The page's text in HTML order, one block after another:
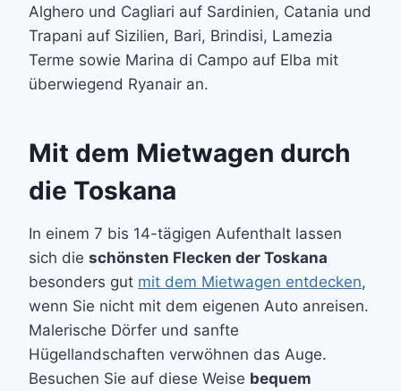
Alghero und Cagliari auf Sardinien, Catania und
Trapani auf Sizilien, Bari, Brindisi, Lamezia
Terme sowie Marina di Campo auf Elba mit
überwiegend Ryanair an.
Mit dem Mietwagen durch
die Toskana
In einem 7 bis 14-tägigen Aufenthalt lassen
sich die schönsten Flecken der Toskana
besonders gut mit dem Mietwagen entdecken,
wenn Sie nicht mit dem eigenen Auto anreisen.
Malerische Dörfer und sanfte
Hügellandschaften verwöhnen das Auge.
Besuchen Sie auf diese Weise bequem